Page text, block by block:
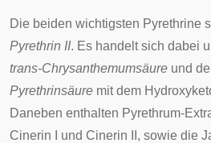
Die beiden wichtigsten Pyrethrine
Pyrethrin II. Es handelt sich dabei
trans-Chrysanthemumsäure und
Pyrethrinsäure mit dem
Daneben enthalten Pyrethrum-
Cinerin I und Cinerin II, sowie die